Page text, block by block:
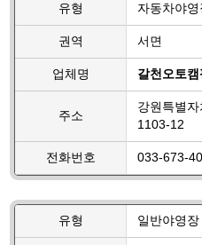
유형 자동차야영
권역 서면
업체명 갈천오토캠
주소
강원특별
1103-12
전화번호 033-673-
유형 일반야영장